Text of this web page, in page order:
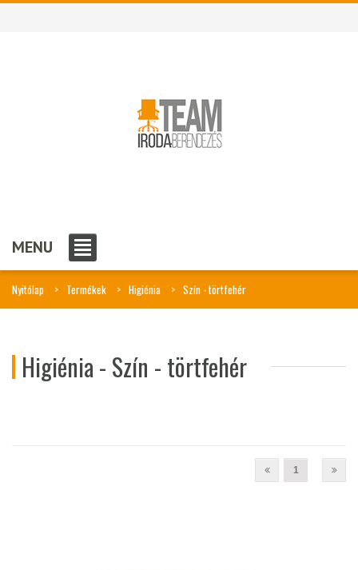
MENU
Nyitólap Termékek Higiénia Szín - törtfehér
Higiénia - Szín - törtfehér
1